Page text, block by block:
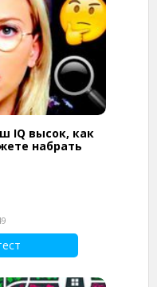
IQ высок, как
набрать